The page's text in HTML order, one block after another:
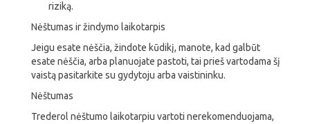
riziką.
Nėštumas ir žindymo laikotarpis
Jeigu esate nėščia, žindote kūdikį, manote, kad galbūt
esate nėščia, arba planuojate pastoti, tai prieš vartodama šį
vaistą pasitarkite su gydytoju arba vaistininku.
Nėštumas
Trederol nėštumo laikotarpiu vartoti nerekomenduojama,